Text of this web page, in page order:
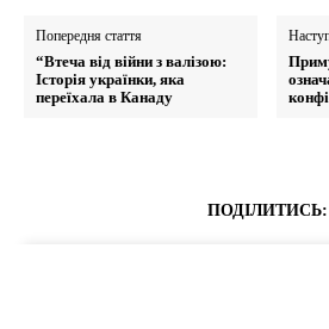
Попередня стаття
“Втеча від війни з валізою:
Історія українки, яка
переїхала в Канаду
ПОДІЛИТИСЬ: